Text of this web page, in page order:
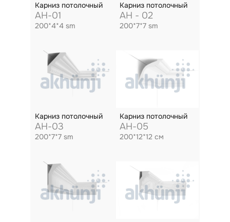
Карниз потолочный
AH-01
200*4*4 sm
Карниз потолочный
AH - 02
200*7*7 sm
Карниз потолочный
AH-03
200*7*7 sm
Карниз потолочный
AH-05
200*12*12 см